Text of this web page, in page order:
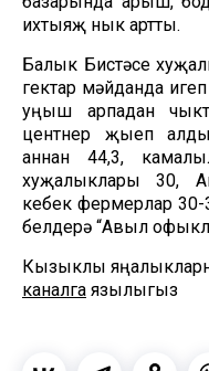
ихтыяҗ нык артты.
Балык Бистәсе
гектар мәйданда
уңыш арпадан
центнер җыеп
аннан 44,3,
хуҗалыклары 30,
кебек фермерлар
белдерә “Авыл
Кызыклы
каналга язылыгыз